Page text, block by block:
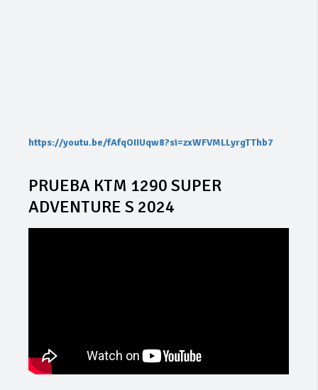
https://youtu.be/fAfqOIIUqw8?si=zxWFVMLLyrgTThb7
PRUEBA KTM 1290 SUPER
ADVENTURE S 2024